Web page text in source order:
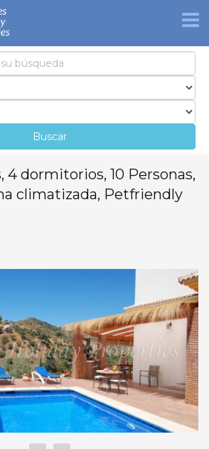
Buscar
4 dormitorios, 10 Personas,
climatizada, Petfriendly